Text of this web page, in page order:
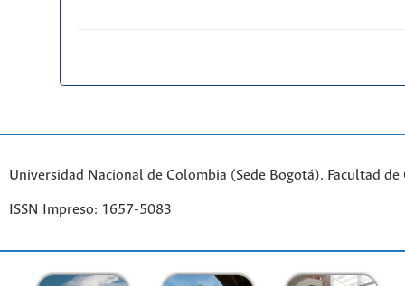
Universidad Nacional de Colombia (Sede Bogotá). Facultad de
ISSN Impreso: 1657-5083